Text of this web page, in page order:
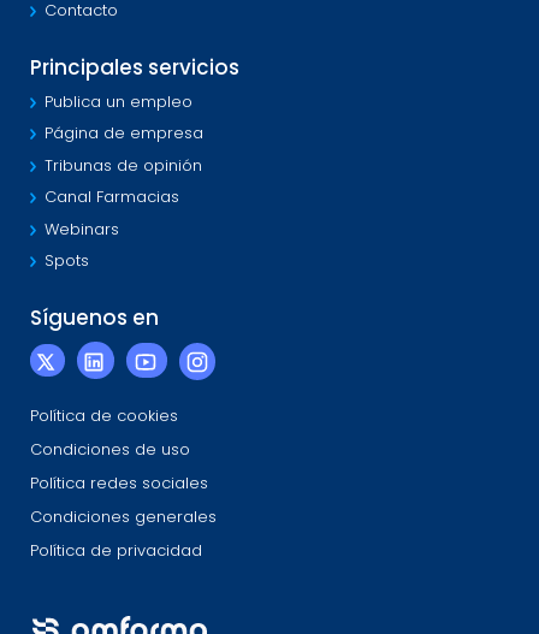
Contacto
Principales servicios
Publica un empleo
Página de empresa
Tribunas de opinión
Canal Farmacias
Webinars
Spots
Síguenos en
Política de cookies
Condiciones de uso
Política redes sociales
Condiciones generales
Política de privacidad